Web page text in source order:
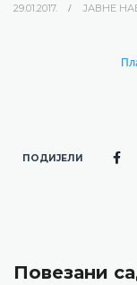
29.01.2017. ЈАВНЕ
ПОДИЈЕЛИ
Повезани